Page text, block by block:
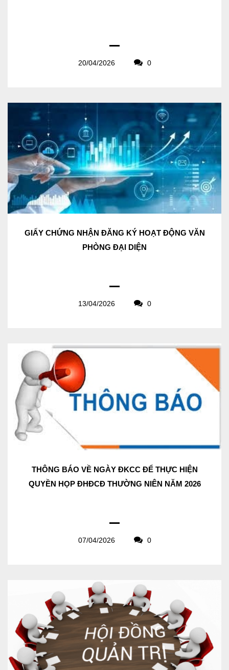
20/04/2026 0
GIẤY CHỨNG NHẬN ĐĂNG KÝ HOẠT ĐỘNG VĂN
PHÒNG ĐẠI DIỆN
13/04/2026 0
THÔNG BÁO VỀ NGÀY ĐKCC ĐỂ THỰC HIỆN
QUYỀN HỌP ĐHĐCĐ THƯỜNG NIÊN NĂM 2026
07/04/2026 0